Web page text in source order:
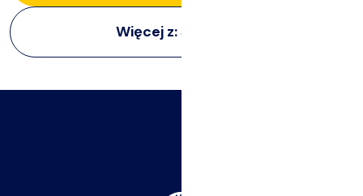
Więcej z:Siatkarze